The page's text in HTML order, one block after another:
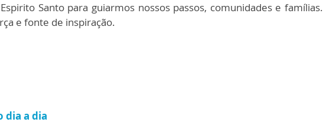
Santo para guiarmos nossos passos, comunidades e famílias.
e fonte de inspiração.
dia a dia